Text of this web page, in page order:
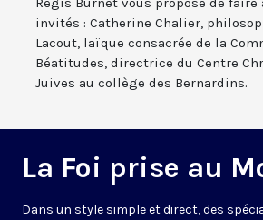
invités : Catherine Chalier,
Lacout, laïque consacrée de la
Béatitudes, directrice du Centre
Juives au collège des Bernardins.
La Foi prise au
Dans un style simple et direct, des